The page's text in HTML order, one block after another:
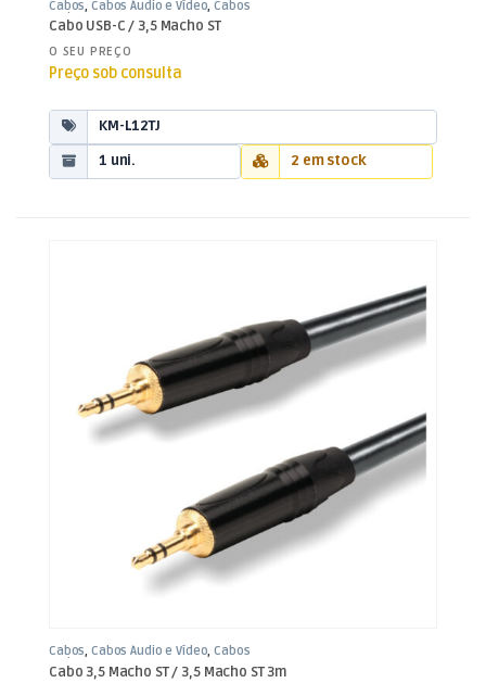
Cabos,Cabos Áudio e Vídeo,Cabos
Jack 3,5mm
Cabo USB-C / 3,5 Macho ST
O SEU PREÇO
Preço sob consulta
KM-L12TJ
1 uni.
2 em stock
Cabos,Cabos Áudio e Vídeo,Cabos
Jack 3,5mm
Cabo 3,5 Macho ST / 3,5 Macho ST 3m